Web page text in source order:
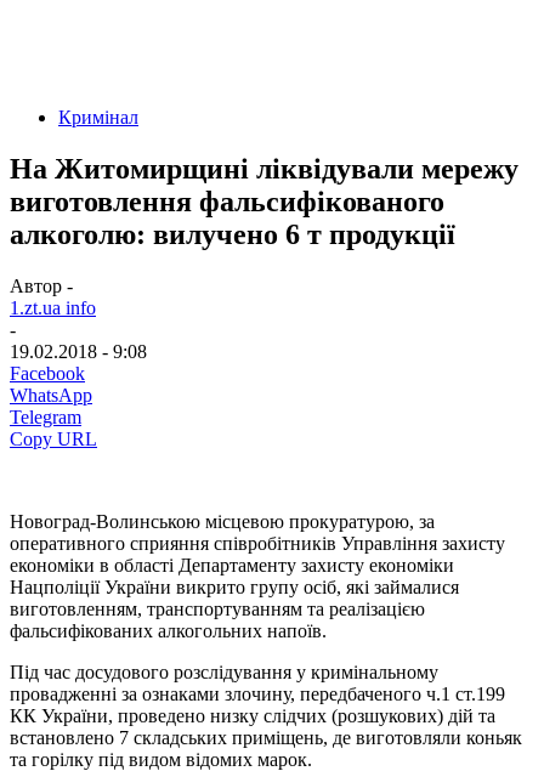
Кримінал
На Житомирщині ліквідували мережу
виготовлення фальсифікованого
алкоголю: вилучено 6 т продукції
Автор -
1.zt.ua info
-
19.02.2018 - 9:08
Facebook
WhatsApp
Telegram
Copy URL
Новоград-Волинською місцевою прокуратурою, за
оперативного сприяння співробітників Управління захисту
економіки в області Департаменту захисту економіки
Нацполіції України викрито групу осіб, які займалися
виготовленням, транспортуванням та реалізацією
фальсифікованих алкогольних напоїв.
Під час досудового розслідування у кримінальному
провадженні за ознаками злочину, передбаченого ч.1 ст.199
КК України, проведено низку слідчих (розшукових) дій та
встановлено 7 складських приміщень, де виготовляли коньяк
та горілку під видом відомих марок.